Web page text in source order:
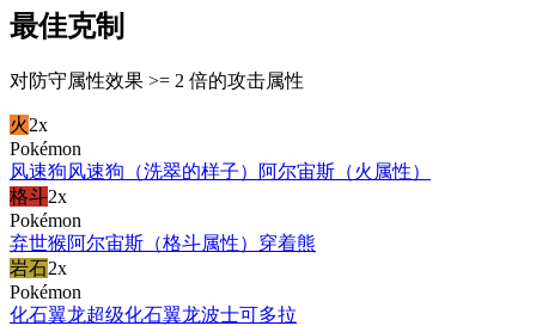
最佳克制
对防守属性效果 >= 2 倍的攻击属性
火2x
Pokémon
风速狗风速狗（洗翠的样子）
阿尔宙斯（火属性）
格斗2x
Pokémon
弃世猴阿尔宙斯（格斗属性） 穿着熊
岩石2x
Pokémon
化石翼龙超级化石翼龙波士可多拉